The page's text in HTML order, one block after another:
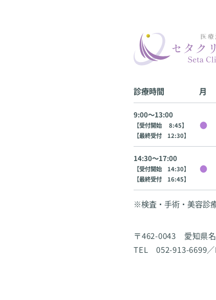
診療時間 月
9:00〜13:00
【受付開始 8:45】
【最終受付 12:30】
14:30〜17:00
【受付開始 14:30】
【最終受付 16:45】
※検査・手術・美容診
〒462-0043 愛知県
TEL 052-913-6699